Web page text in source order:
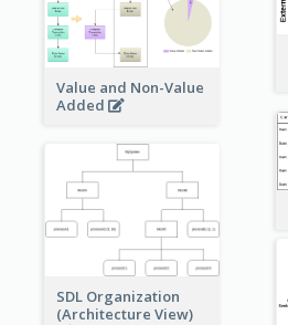
Value and Non-Value
Added
SDL Organization
(Architecture View)